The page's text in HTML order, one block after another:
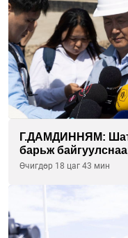
Г.ДАМДИННЯМ:
барьж
САРААР
Өчигдөр 18 цаг 43 мин